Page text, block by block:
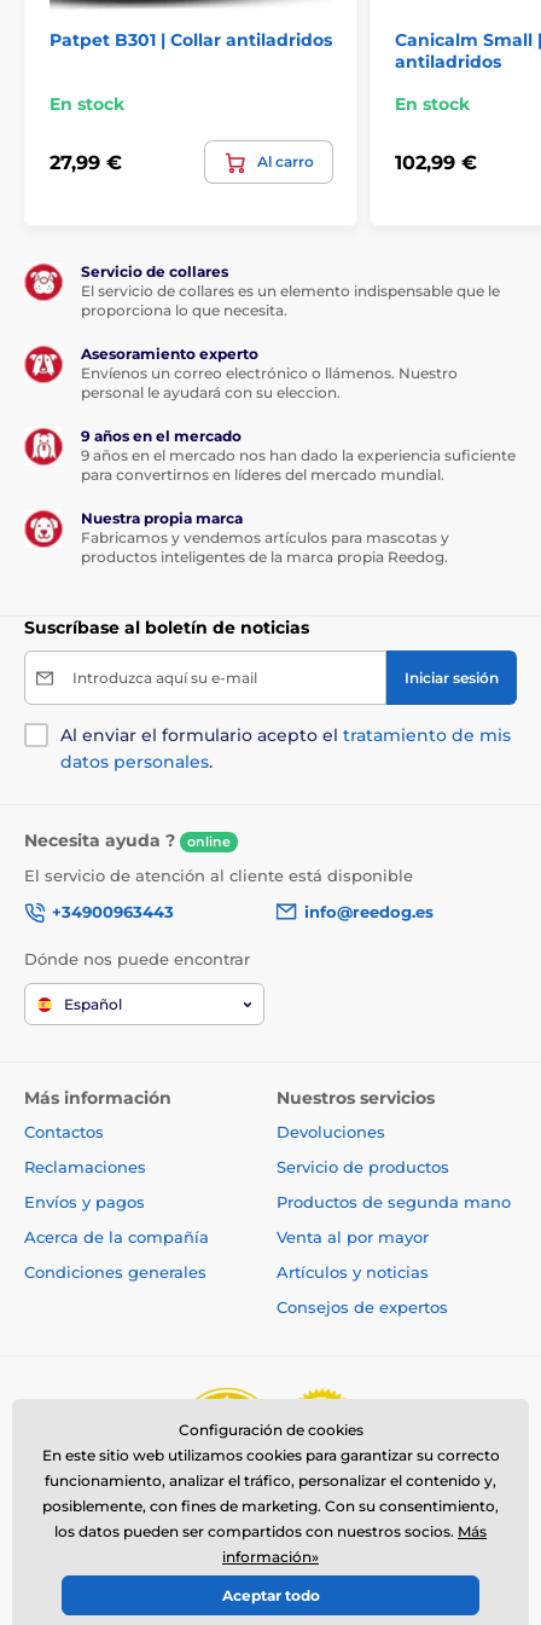
También se incluye un collar de nylon
resistente que es ajustable y cómodo.
Correa ajustable para circunferencia de
24 a 66 cm.
Peso y dimensiones
El collar antiladrido tiene unas
3,5 x fondo 3 cm y forma ergonómica. Esto
hace que sea muy fácil de llevar para los cachorros y
que se acostumbren más fácilmente. El bajo peso de
sólo 78 g garantiza la comodidad incluso para las
razas de perro más pequeñas.
previo aviso. Las imágenes tienen únicamente
carácter ilustrativo.
El producto aparece en las categorías
Para perros pequeños
Para perros medianos
Vibratorio Audio
Poco resistente al agua
Collares para aulladores
% Collares electrónicos
Patpet B301 | Collar antiladridos
En stock
27,99 € Al carro
Canicalm Small
antiladridos
En stock
102,99 €
Servicio de collares
El servicio de collares es un elemento indispensable que le
proporciona lo que necesita.
Asesoramiento experto
Envíenos un correo electrónico o llámenos. Nuestro
personal le ayudará con su eleccion.
9 años en el mercado
9 años en el mercado nos han dado la experiencia suficiente
para convertirnos en líderes del mercado mundial.
Nuestra propia marca
Fabricamos y vendemos artículos para mascotas y
productos inteligentes de la marca propia Reedog.
Suscríbase al boletín de noticias
Introduzca aquí su e-mail Iniciar sesión
Al enviar el formulario acepto el tratamiento de mis
datos personales.
Necesita ayuda ? online
El servicio de atención al cliente está disponible
+34900963443
info@reedog.es
Dónde nos puede encontrar
Español
Más información
Contactos
Reclamaciones
Envíos y pagos
Acerca de la compañía
Condiciones generales
Nuestros servicios
Devoluciones
Servicio de productos
Productos de segunda mano
Venta al por mayor
Artículos y noticias
Consejos de expertos
© 2026 www.reedog.es ⦁ Tienda electrónica creada por
Configuración de cookies
En este sitio web utilizamos cookies para garantizar su correcto
funcionamiento, analizar el tráfico, personalizar el contenido y,
posiblemente, con fines de marketing. Con su consentimiento,
los datos pueden ser compartidos con nuestros socios. Más
información»
Aceptar todo